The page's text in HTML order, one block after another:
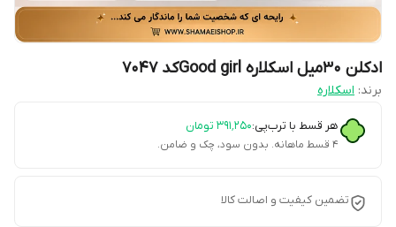
ادکلن 30میل اسکلاره Good girlکد 7047
برند: اسکلاره
هر قسط با ترب‌پی:۳۹۱٬۲۵۰ تومان
۴ قسط ماهانه. بدون سود، چک و ضامن.
تضمین کیفیت و اصالت کالا